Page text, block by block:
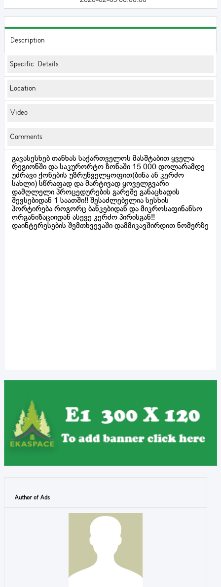
Description
Specific Details
Location
Video
Comments
გავასესხებ თანხას საქართველოს მასშტაბით ყველა
რეგიონში და საკურორტო ზონაში 15 000 დოლარამდე
უძრავი ქონების უზრუნველყოფით(ბინა ან კერძო
სახლი) სწრაფად და მარტივად ყოველგვარი
დამღლელი პროცედურების გარეშე განაცხადის
შევსებიდან 1 საათში!! შესაძლებელია სესხის
პორტირება როგორც ბანკებიდან და მიკროსაფინანსო
ორგანიზაციიდან ასევე კერძო პირისგან!!
დაინტერესების შემთხვევაში დამმიკავშირდით ნომერზე
Author of Ads